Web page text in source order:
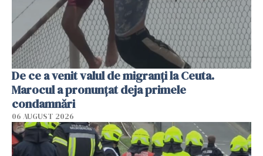
De ce a venit valul de migranți la Ceuta.
Marocul a pronunțat deja primele
condamnări
06 AUGUST 2026